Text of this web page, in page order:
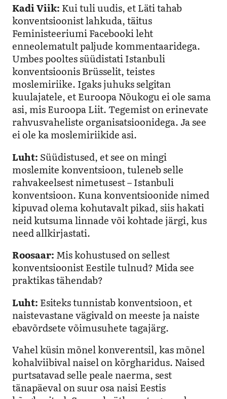
Kadi Viik: Kui tuli uudis, et Läti tahab
konventsioonist lahkuda, täitus
Feministeeriumi Facebooki leht
enneolematult paljude kommentaaridega.
Umbes pooltes süüdistati Istanbuli
konventsioonis Brüsselit, teistes
moslemiriike. Igaks juhuks selgitan
kuulajatele, et Euroopa Nõukogu ei ole sama
asi, mis Euroopa Liit. Tegemist on erinevate
rahvusvaheliste organisatsioonidega. Ja see
ei ole ka moslemiriikide asi.
Luht: Süüdistused, et see on mingi
moslemite konventsioon, tuleneb selle
rahvakeelsest nimetusest – Istanbuli
konventsioon. Kuna konventsioonide nimed
kipuvad olema kohutavalt pikad, siis hakati
neid kutsuma linnade või kohtade järgi, kus
need allkirjastati.
Roosaar: Mis kohustused on sellest
konventsioonist Eestile tulnud? Mida see
praktikas tähendab?
Luht: Esiteks tunnistab konventsioon, et
naistevastane vägivald on meeste ja naiste
ebavõrdsete võimusuhete tagajärg.
Vahel küsin mõnel konverentsil, kas mõnel
kohalviibival naisel on kõrgharidus. Naised
purtsatavad selle peale naerma, sest
tänapäeval on suur osa naisi Eestis